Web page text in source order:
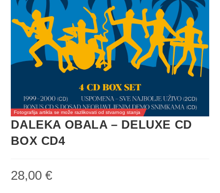
Fotografija artikla se može razlikovati od stvarnog stanja
DALEKA OBALA – DELUXE CD
BOX CD4
28,00€